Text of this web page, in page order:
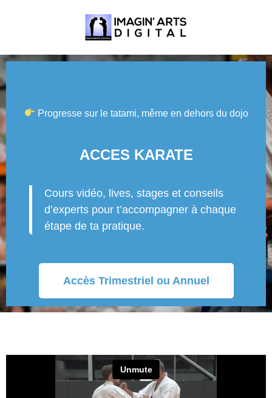
Progresse sur le tatami, même en dehors du dojo
ACCES KARATE
Cours vidéo, lives, stages et conseils
d’experts pour t’accompagner à chaque
étape de ta pratique.
Accès Trimestriel ou Annuel